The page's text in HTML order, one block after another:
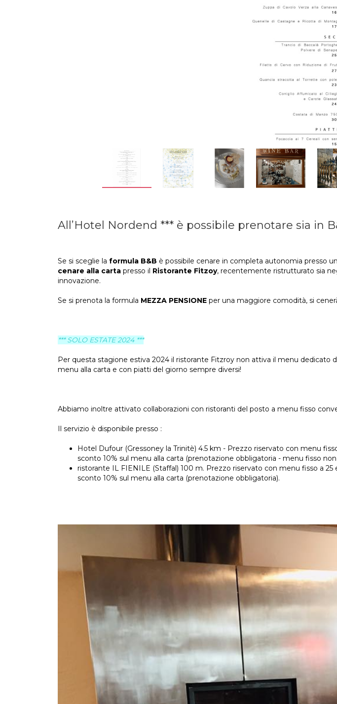
All’Hotel Nordend *** è possibile prenotare sia in
Se si sceglie la formula B&B è possibile cenare in completa autonomia presso
cenare alla carta presso il Ristorante Fitzoy, recentemente ristrutturato sia
innovazione.
Se si prenota la formula MEZZA PENSIONE per una maggiore comodità, si
*** SOLO ESTATE 2024 ***
Per questa stagione estiva 2024 il ristorante Fitzroy non attiva il menu dedicato
menu alla carta e con piatti del giorno sempre diversi!
Abbiamo inoltre attivato collaborazioni con ristoranti del posto a menu fisso
Il servizio è disponibile presso :
Hotel Dufour (Gressoney la Trinitè) 4.5 km - Prezzo riservato con menu
sconto 10% sul menu alla carta (prenotazione obbligatoria - menu fisso
ristorante IL FIENILE (Staffal) 100 m. Prezzo riservato con menu fisso a
sconto 10% sul menu alla carta (prenotazione obbligatoria).